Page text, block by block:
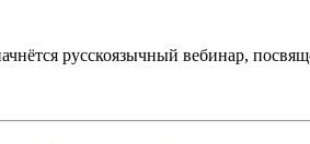
русскоязычный вебинар,